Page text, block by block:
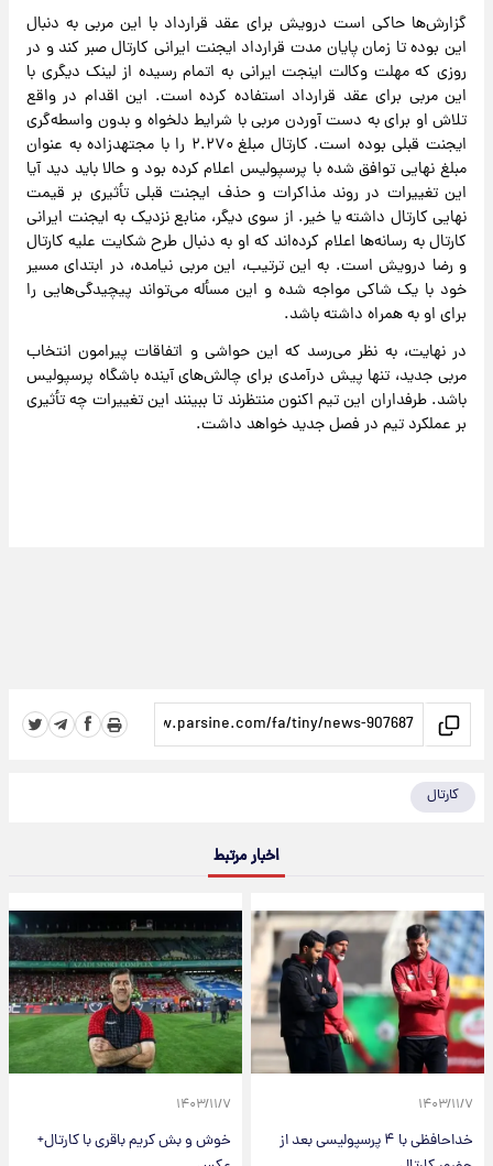
گزارش‌ها حاکی است درویش برای عقد قرارداد با این مربی به دنبال
این بوده تا زمان پایان مدت قرارداد ایجنت ایرانی کارتال صبر کند و در
روزی که مهلت وکالت اینجت ایرانی به اتمام رسیده از لینک دیگری با
این مربی برای عقد قرارداد استفاده کرده است. این اقدام در واقع
تلاش او برای به دست آوردن مربی با شرایط دلخواه و بدون واسطه‌گری
ایجنت قبلی بوده است. کارتال مبلغ ۲.۲۷۰ را با مجتهدزاده به عنوان
مبلغ نهایی توافق شده با پرسپولیس اعلام کرده بود و حالا باید دید آیا
این تغییرات در روند مذاکرات و حذف ایجنت قبلی تأثیری بر قیمت
نهایی کارتال داشته یا خیر. از سوی دیگر، منابع نزدیک به ایجنت ایرانی
کارتال به رسانه‌ها اعلام کرده‌اند که او به دنبال طرح شکایت علیه کارتال
و رضا درویش است. به این ترتیب، این مربی نیامده، در ابتدای مسیر
خود با یک شاکی مواجه شده و این مسأله می‌تواند پیچیدگی‌هایی را
برای او به همراه داشته باشد.
در نهایت، به نظر می‌رسد که این حواشی و اتفاقات پیرامون انتخاب
مربی جدید، تنها پیش درآمدی برای چالش‌های آینده باشگاه پرسپولیس
باشد. طرفداران این تیم اکنون منتظرند تا ببینند این تغییرات چه تأثیری
بر عملکرد تیم در فصل جدید خواهد داشت.
کارتال
اخبار مرتبط
۱۴۰۳/۱۱/۷
خداحافظی با ۴ پرسپولیسی بعد از
۱۴۰۳/۱۱/۷
خوش و بش کریم باقری با کارتال+